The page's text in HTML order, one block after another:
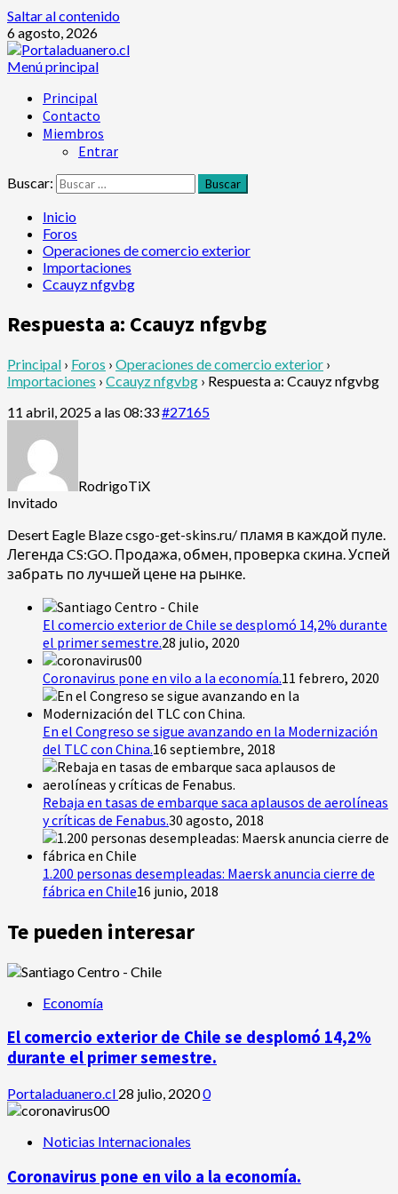
Saltar al contenido
6 agosto, 2026
Menú principal
Principal
Contacto
Miembros
Entrar
Buscar:
Inicio
Foros
Operaciones de comercio exterior
Importaciones
Ccauyz nfgvbg
Respuesta a: Ccauyz nfgvbg
Principal › Foros › Operaciones de comercio exterior ›
Importaciones › Ccauyz nfgvbg › Respuesta a: Ccauyz nfgvbg
11 abril, 2025 a las 08:33#27165
RodrigoTiX
Invitado
Desert Eagle Blazecsgo-get-skins.ru/ пламя в каждой пуле.
Легенда CS:GO. Продажа, обмен, проверка скина. Успей
забрать по лучшей цене на рынке.
El comercio exterior de Chile se desplomó 14,2% durante
el primer semestre.28 julio, 2020
Coronavirus pone en vilo a la economía.11 febrero, 2020
En el Congreso se sigue avanzando en la Modernización
del TLC con China.16 septiembre, 2018
Rebaja en tasas de embarque saca aplausos de aerolíneas
y críticas de Fenabus.30 agosto, 2018
1.200 personas desempleadas: Maersk anuncia cierre de
fábrica en Chile16 junio, 2018
Te pueden interesar
Economía
El comercio exterior de Chile se desplomó 14,2%
durante el primer semestre.
Portaladuanero.cl 28 julio, 20200
Noticias Internacionales
Coronavirus pone en vilo a la economía.